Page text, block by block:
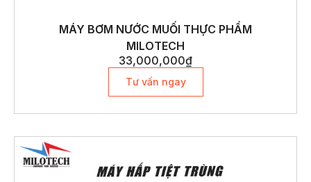
MÁY BƠM NƯỚC MUỐI THỰC PHẨM
MILOTECH
33,000,000₫
Tư vấn ngay